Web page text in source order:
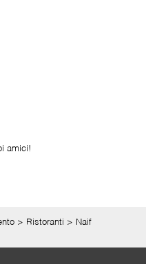
amici!
> Ristoranti > Naif